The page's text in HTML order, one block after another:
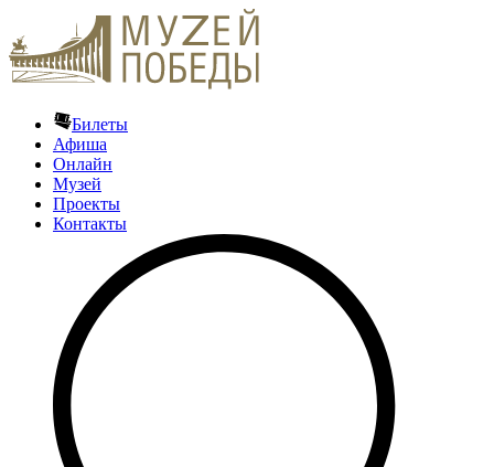
Билеты
Афиша
Онлайн
Музей
Проекты
Контакты